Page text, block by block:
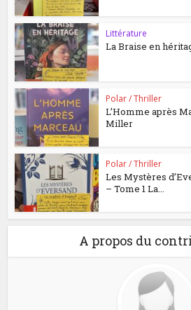
Littérature
La Braise en
Polar / Thriller
L’Homme après
Miller
Polar / Thriller
Les Mystères
– Tome 1 La...
A propos du